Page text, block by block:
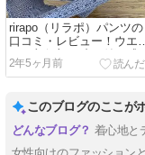
rirapo（リラポ）パンツの
口コミ・レビュー！ウエ
ト・鼠径部の締め付け感ゼ
ロ！【PR】
2年5ヶ月前
このブログのここが
着心地と